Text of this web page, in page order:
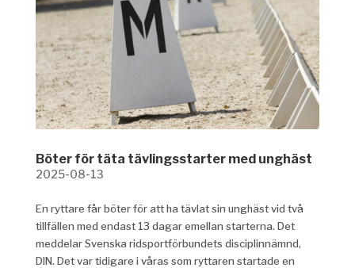
Böter för täta tävlingsstarter med unghäst
2025-08-13
En ryttare får böter för att ha tävlat sin unghäst vid två
tillfällen med endast 13 dagar emellan starterna. Det
meddelar Svenska ridsportförbundets disciplinnämnd,
DIN. Det var tidigare i våras som ryttaren startade en